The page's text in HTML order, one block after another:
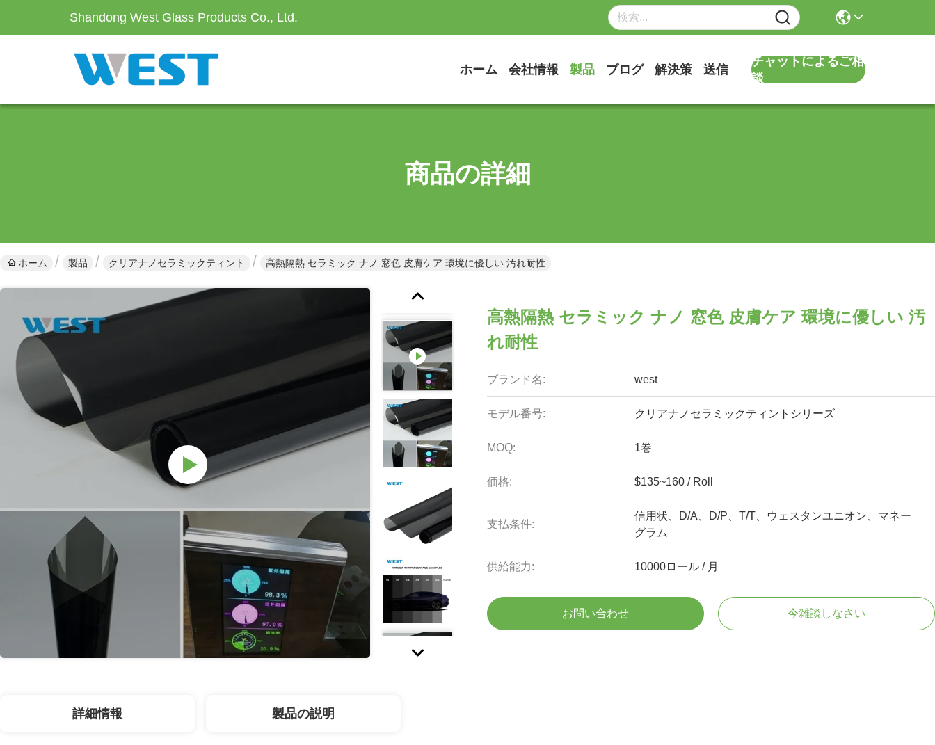
Shandong West Glass Products Co., Ltd.
ホーム 会社情報 製品 ブログ 解決策 送信
チャットによるご相
談
商品の詳細
ホーム 製品 クリアナノセラミックティント 高熱隔熱 セラミック ナノ 窓色 皮膚ケア 環境に優しい 汚れ耐性
高熱隔熱 セラミック ナノ 窓色 皮膚ケア 環境に優しい 汚
れ耐性
ブランド名: west
モデル番号: クリアナノセラミックティントシリーズ
MOQ: 1巻
価格: $135~160 / Roll
支払条件:
信用状、D/A、D/P、T/T、ウェスタンユニオン、マネー
グラム
供給能力: 10000ロール / 月
お問い合わせ 今雑談しなさい
詳細情報 製品の説明